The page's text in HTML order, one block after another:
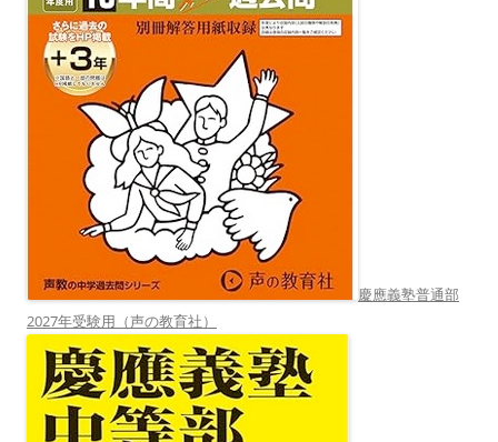
慶應義塾普通部
2027年受験用（声の教育社）